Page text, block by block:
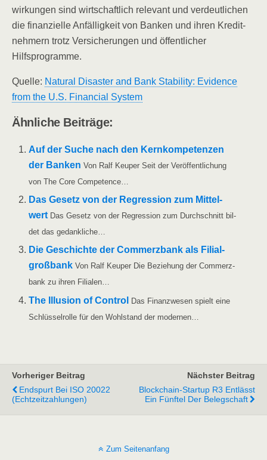
wir­kun­gen sind wirt­schaft­lich rele­vant und ver­deut­li­chen
die finan­zi­el­le Anfäl­lig­keit von Ban­ken und ihren Kre­dit­
neh­mern trotz Ver­si­che­run­gen und öffent­li­cher
Hilfsprogramme.
Quel­le: Natu­ral Dis­as­ter and Bank Sta­bi­li­ty: Evi­dence
from the U.S. Finan­cial System
Ähn­li­che Beiträge:
Auf der Suche nach den Kern­kom­pe­ten­zen
der Ban­ken Von Ralf Keu­per Seit der Ver­öf­fent­li­chung
von The Core Competence…
Das Gesetz von der Regres­si­on zum Mit­tel­
wert Das Gesetz von der Regres­si­on zum Durch­schnitt bil­
det das gedankliche…
Die Geschich­te der Com­merz­bank als Fili­al­
groß­bank Von Ralf Keu­per Die Bezie­hung der Com­merz­
bank zu ihren Filialen…
The Illu­si­on of Con­trol Das Finanz­we­sen spielt eine
Schlüs­sel­rol­le für den Wohl­stand der modernen…
Vorheriger Beitrag
Endspurt Bei ISO 20022
(Echtzeitzahlungen)
Nächster Beitrag
Blockchain-Startup R3 Entlässt
Ein Fünftel Der Belegschaft
Zum Seitenanfang